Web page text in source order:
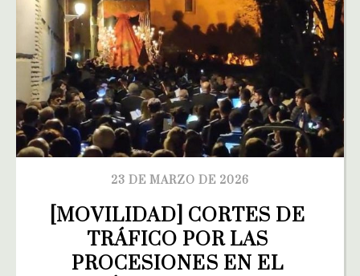
23 DE MARZO DE 2026
[MOVILIDAD] CORTES DE
TRÁFICO POR LAS
PROCESIONES EN EL